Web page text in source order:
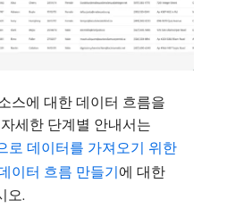
스에 대한 데이터 흐름을
세한 단계별 안내서는
로 데이터를 가져오기 위한
이터 흐름 만들기에 대한
오.